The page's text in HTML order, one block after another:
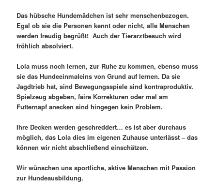
Das hübsche Hundemädchen ist sehr menschenbezogen.
Egal ob sie die Personen kennt oder nicht, alle Menschen
werden freudig begrüßt! Auch der Tierarztbesuch wird
fröhlich absolviert.
Lola muss noch lernen, zur Ruhe zu kommen, ebenso muss
sie das Hundeeinmaleins von Grund auf lernen. Da sie
Jagdtrieb hat, sind Bewegungsspiele sind kontraproduktiv.
Spielzeug abgeben, faire Korrekturen oder mal am
Futternapf anecken sind hingegen kein Problem.
Ihre Decken werden geschreddert… es ist aber durchaus
möglich, das Lola dies im eigenen Zuhause unterlässt – das
können wir nicht abschließend einschätzen.
Wir wünschen uns sportliche, aktive Menschen mit Passion
zur Hundeausbildung.